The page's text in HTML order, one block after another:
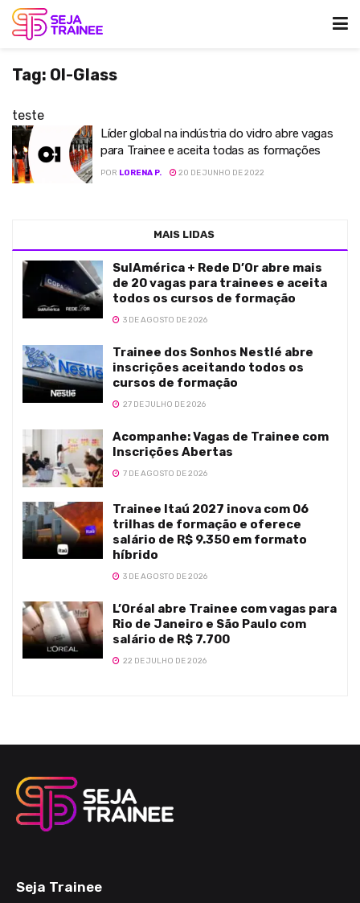
Tag: OI-Glass
teste
Líder global na indústria do vidro abre vagas
para Trainee e aceita todas as formações
POR LORENA P. 20 DE JUNHO DE 2022
MAIS LIDAS
SulAmérica + Rede D’Or abre mais
de 20 vagas para trainees e aceita
todos os cursos de formação
3 DE AGOSTO DE 2026
Trainee dos Sonhos Nestlé abre
inscrições aceitando todos os
cursos de formação
27 DE JULHO DE 2026
Acompanhe: Vagas de Trainee com
Inscrições Abertas
7 DE AGOSTO DE 2026
Trainee Itaú 2027 inova com 06
trilhas de formação e oferece
salário de R$ 9.350 em formato
híbrido
3 DE AGOSTO DE 2026
L’Oréal abre Trainee com vagas para
Rio de Janeiro e São Paulo com
salário de R$ 7.700
22 DE JULHO DE 2026
Seja Trainee